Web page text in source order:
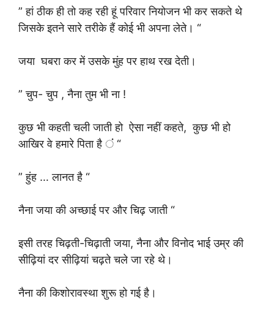
” हां ठीक ही तो कह रही हूं परिवार नियोजन भी कर सकते थे
जिसके इतने सारे तरीके हैं कोई भी अपना लेते। “
जया घबरा कर में उसके मुंह पर हाथ रख देती।
” चुप- चुप , नैना तुम भी ना !
कुछ भी कहती चली जाती हो ऐसा नहीं कहते, कुछ भी हो
आखिर वे हमारे पिता है ंं “
” हुंह … लानत है “
नैना जया की अच्छाई पर और चिढ़ जाती “
इसी तरह चिढ़ती-चिढ़ाती जया, नैना और विनोद भाई उम्र की
सीढ़ियां दर सीढ़ियां चढ़ते चले जा रहे थे।
नैना की किशोरावस्था शुरू हो गई है।